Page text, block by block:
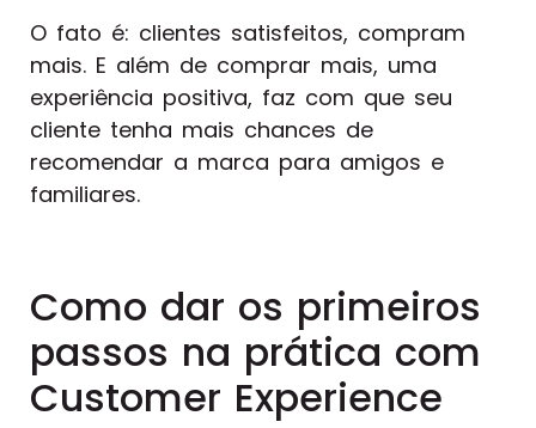
O fato é: clientes satisfeitos, compram
mais. E além de comprar mais, uma
experiência positiva, faz com que seu
cliente tenha mais chances de
recomendar a marca para amigos e
familiares.
Como dar os primeiros
passos na prática com
Customer Experience